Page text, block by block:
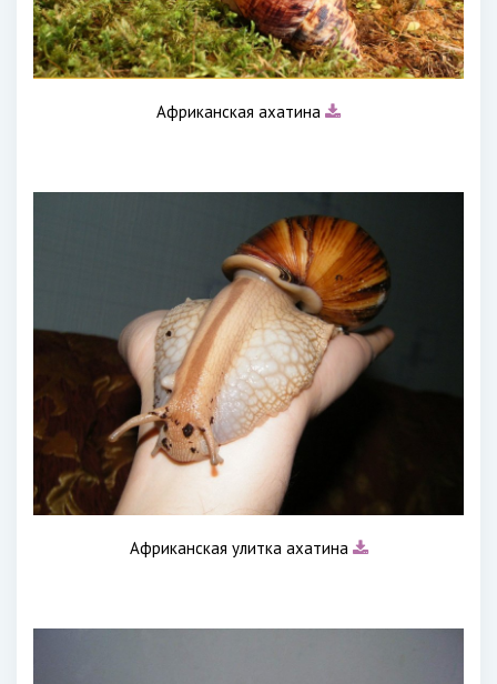
Африканская ахатина
Африканская улитка ахатина